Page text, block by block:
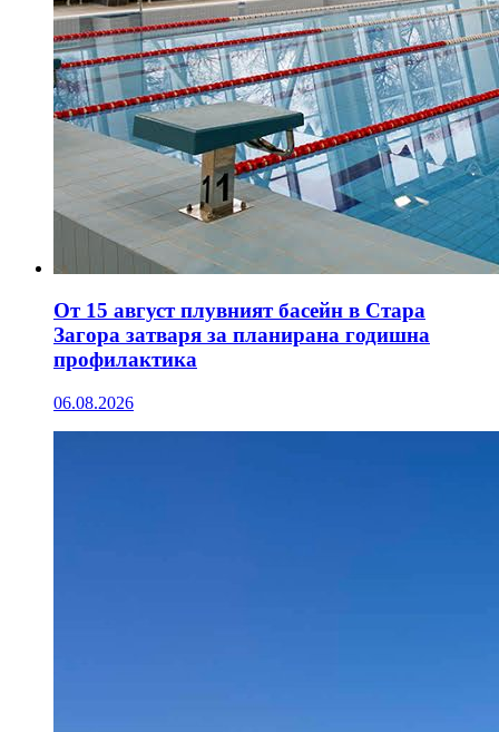
От 15 август плувният басейн в Стара
Загора затваря за планирана годишна
профилактика
06.08.2026